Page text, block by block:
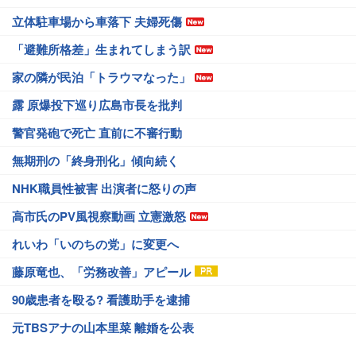
立体駐車場から車落下 夫婦死傷
「避難所格差」生まれてしまう訳
家の隣が民泊「トラウマなった」
露 原爆投下巡り広島市長を批判
警官発砲で死亡 直前に不審行動
無期刑の「終身刑化」傾向続く
NHK職員性被害 出演者に怒りの声
高市氏のPV風視察動画 立憲激怒
れいわ「いのちの党」に変更へ
藤原竜也、「労務改善」アピール
90歳患者を殴る? 看護助手を逮捕
元TBSアナの山本里菜 離婚を公表